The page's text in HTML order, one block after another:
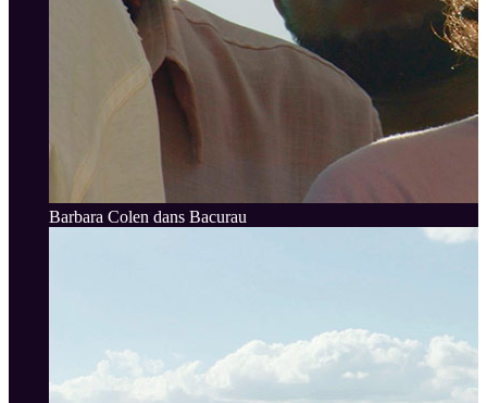
Barbara Colen dans Bacurau